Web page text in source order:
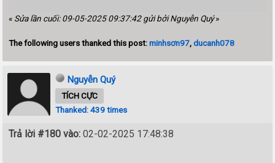
« Sửa lần cuối: 09-05-2025 09:37:42 gửi bởi Nguyễn Quý»
The following users thanked this post:minhsơn97,ducanh078
Nguyễn Quý
TÍCH CỰC
Thanked: 439 times
Trả lời #180 vào: 02-02-2025 17:48:38